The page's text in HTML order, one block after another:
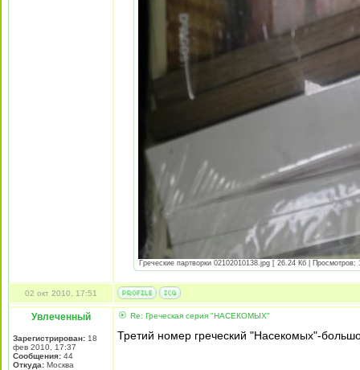
Греческие партворки 02102010138.jpg [ 26.24 Кб | Просмотров:
02 окт 2010, 17:51
Увлеченный
Зарегистрирован: 18
фев 2010, 17:37
Сообщения: 44
Откуда: Москва
Re: Греческая серия "НАСЕКОМЫХ"
Третий номер греческий "Насекомых"-